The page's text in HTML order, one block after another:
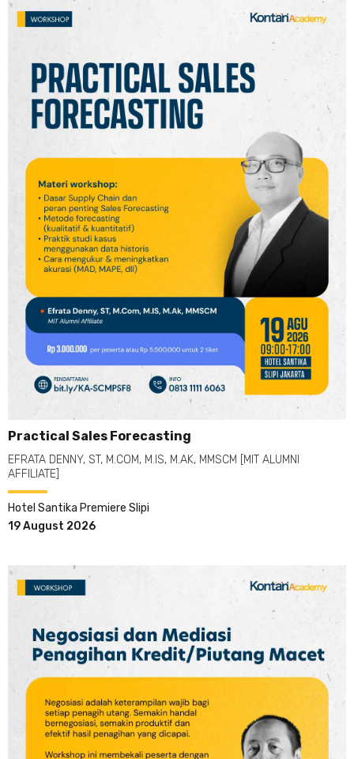
Practical Sales Forecasting
EFRATA DENNY, ST, M.COM, M.IS, M.AK, MMSCM [MIT ALUMNI
AFFILIATE]
Hotel Santika Premiere Slipi
19 August 2026